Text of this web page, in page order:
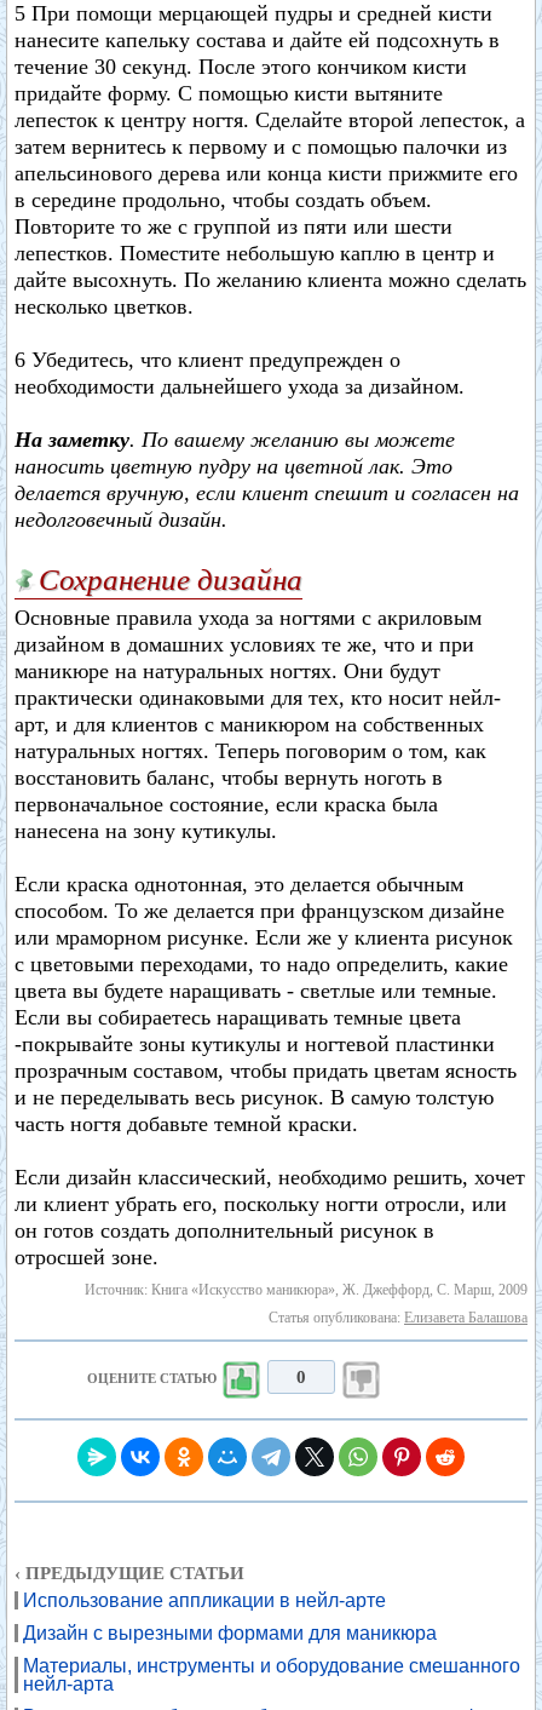
5 При помощи мерцающей пудры и средней кисти
нанесите капельку состава и дайте ей подсохнуть в
течение 30 секунд. После этого кончиком кисти
придайте форму. С помощью кисти вытяните
лепесток к центру ногтя. Сделайте второй лепесток, а
затем вернитесь к первому и с помощью палочки из
апельсинового дерева или конца кисти прижмите его
в середине продольно, чтобы создать объем.
Повторите то же с группой из пяти или шести
лепестков. Поместите небольшую каплю в центр и
дайте высохнуть. По желанию клиента можно сделать
несколько цветков.
6 Убедитесь, что клиент предупрежден о
необходимости дальнейшего ухода за дизайном.
На заметку. По вашему желанию вы можете
наносить цветную пудру на цветной лак. Это
делается вручную, если клиент спешит и согласен на
недолговечный дизайн.
Сохранение дизайна
Основные правила ухода за ногтями с акриловым
дизайном в домашних условиях те же, что и при
маникюре на натуральных ногтях. Они будут
практически одинаковыми для тех, кто носит нейл-
арт, и для клиентов с маникюром на собственных
натуральных ногтях. Теперь поговорим о том, как
восстановить баланс, чтобы вернуть ноготь в
первоначальное состояние, если краска была
нанесена на зону кутикулы.
Если краска однотонная, это делается обычным
способом. То же делается при французском дизайне
или мраморном рисунке. Если же у клиента рисунок
с цветовыми переходами, то надо определить, какие
цвета вы будете наращивать - светлые или темные.
Если вы собираетесь наращивать темные цвета
-покрывайте зоны кутикулы и ногтевой пластинки
прозрачным составом, чтобы придать цветам ясность
и не переделывать весь рисунок. В самую толстую
часть ногтя добавьте темной краски.
Если дизайн классический, необходимо решить, хочет
ли клиент убрать его, поскольку ногти отросли, или
он готов создать дополнительный рисунок в
отросшей зоне.
Источник: Книга «Искусство маникюра», Ж. Джеффорд, С. Марш, 2009
Статья опубликована: Елизавета Балашова
ОЦЕНИТЕ СТАТЬЮ 0
‹ ПРЕДЫДУЩИЕ СТАТЬИ
Использование аппликации в нейл-арте
Дизайн с вырезными формами для маникюра
Материалы, инструменты и оборудование смешанного
нейл-арта